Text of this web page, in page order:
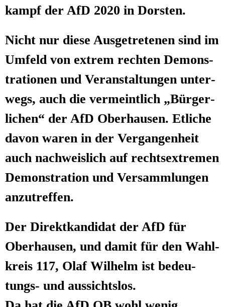
kampf der AfD 2020 in Dorsten.
Nicht nur die­se Aus­ge­tre­te­nen sind im
Umfeld von extrem rech­ten Demons­
tra­tio­nen und Ver­an­stal­tun­gen unter­
wegs, auch die ver­meint­lich „Bür­ger­
li­chen“ der AfD Ober­hau­sen. Etli­che
davon waren in der Ver­gan­gen­heit
auch nach­weis­lich auf rechts­extre­men
Demons­tra­ti­on und Ver­samm­lun­gen
anzutreffen.
Der Direkt­kan­di­dat der AfD für
Ober­hau­sen, und damit für den Wahl­
kreis 117, Olaf Wil­helm ist bedeu­
tungs- und aussichtslos.